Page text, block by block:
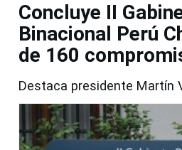
Concluye II
Binacional Perú
de 160
Destaca presidente Martín